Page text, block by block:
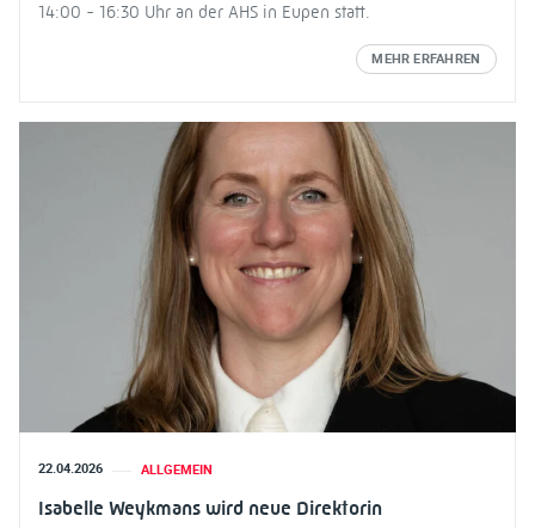
14:00 - 16:30 Uhr an der AHS in Eupen statt.
MEHR ERFAHREN
22.04.2026 ALLGEMEIN
Isabelle Weykmans wird neue Direktorin